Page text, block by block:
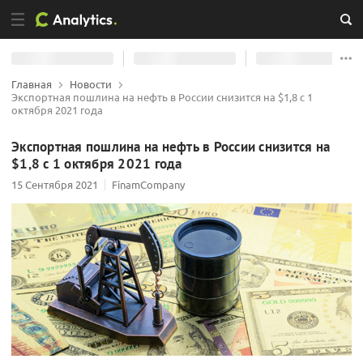
Главная
Новости
Экспортная пошлина на нефть в России снизится на $1,8 с 1
октября 2021 года
Экспортная пошлина на нефть в России снизится на
$1,8 с 1 октября 2021 года
15 Сентября 2021 FinamCompany